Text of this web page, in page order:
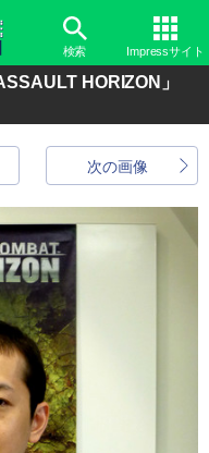
検索 Impressサイト
HORIZON」
次の画像